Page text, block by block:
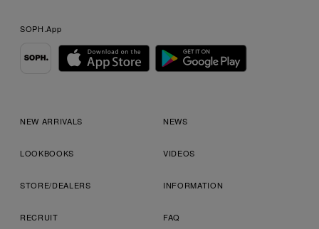
SOPH.App
NEW ARRIVALS NEWS
LOOKBOOKS VIDEOS
STORE/DEALERS INFORMATION
RECRUIT FAQ